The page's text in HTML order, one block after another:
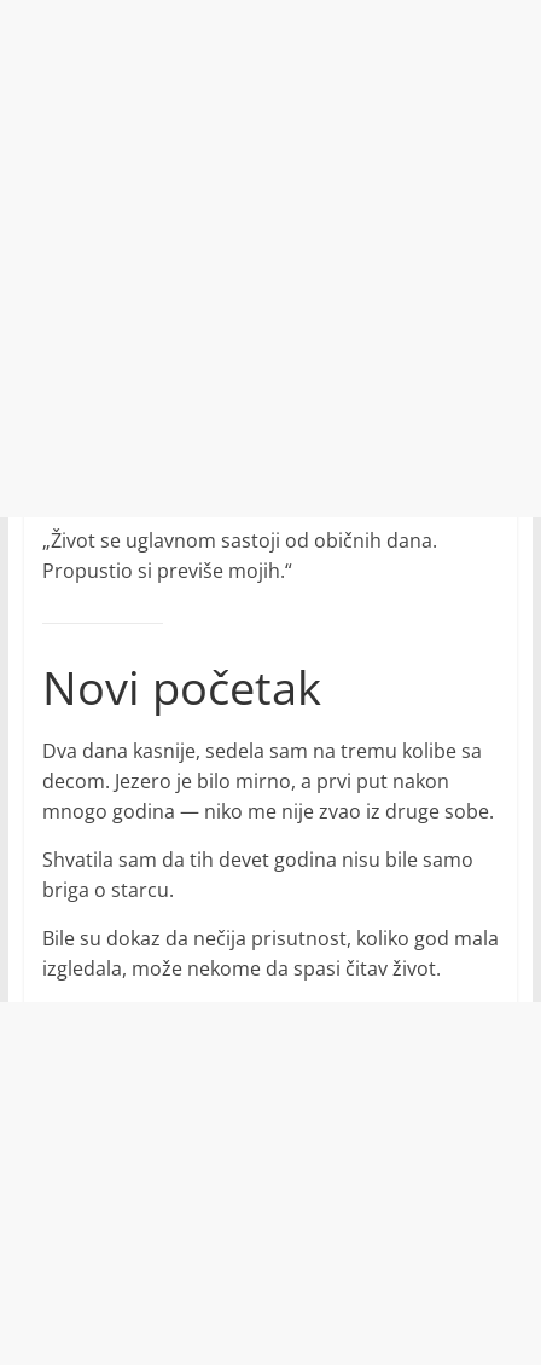
„Život se uglavnom sastoji od običnih dana.
Propustio si previše mojih.“
Novi početak
Dva dana kasnije, sedela sam na tremu kolibe sa
decom. Jezero je bilo mirno, a prvi put nakon
mnogo godina — niko me nije zvao iz druge sobe.
Shvatila sam da tih devet godina nisu bile samo
briga o starcu.
Bile su dokaz da nečija prisutnost, koliko god mala
izgledala, može nekome da spasi čitav život.